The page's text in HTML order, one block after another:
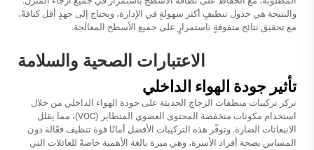
والنتيجة هي جدول تنظيفٍ أكثر سهولةٍ في الإدارة، ويحتاج إلى جهدٍ أقل كثافةً،
مع تحقيق نتائج متفوقةٍ باستمرارٍ على جميع الأسطح المعالَجة.
الاعتبارات الصحية والسلامة
تأثير جودة الهواء الداخلي
تركز تركيبات منظفات الزجاج الحديثة على جودة الهواء الداخلي من خلال
استخدام مكونات منخفضة المحتوى العضوي المتطاير (VOC)، مما يقلل
الانبعاثات الضارة. وتوفّر هذه التركيبات الأفضل أمانًا قوة تنظيف فعّالة دون
المساس بصحة أفراد الأسرة، وهي ميزة بالغة الأهمية خاصةً للعائلات التي